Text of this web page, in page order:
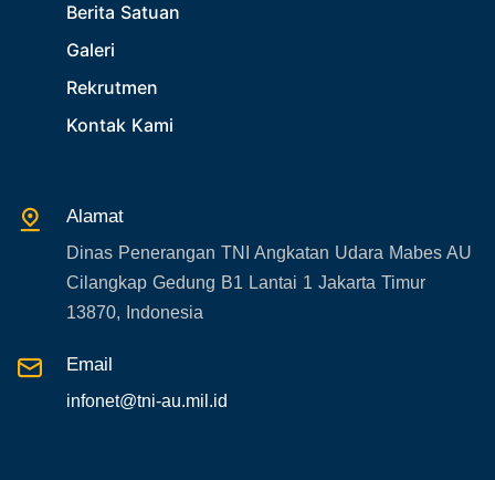
35. Gangguan bandara
36. Kecelakaan pesawat TNI
37. Kecelakaan pesawat swasta
39. Gangguan KAMTIBMAS
Berita Satuan
Galeri
Rekrutmen
Kontak Kami
Alamat
Dinas Penerangan TNI Angkatan Udara Mabes AU
Cilangkap Gedung B1 Lantai 1 Jakarta Timur
13870, Indonesia
Email
infonet@tni-au.mil.id